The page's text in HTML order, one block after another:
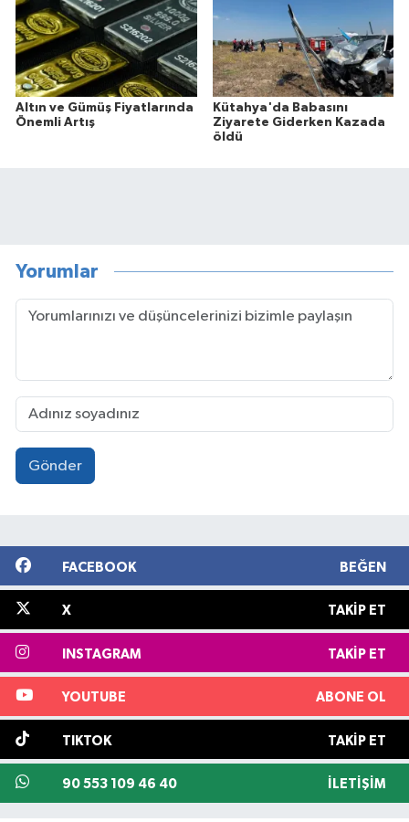
Altın ve Gümüş Fiyatlarında
Önemli Artış
Kütahya'da Babasını
Ziyarete Giderken Kazada
öldü
Yorumlar
Gönder
FACEBOOK BEĞEN
X TAKIP ET
INSTAGRAM TAKIP ET
YOUTUBE ABONE OL
TIKTOK TAKIP ET
90 553 109 46 40 İLETIŞIM